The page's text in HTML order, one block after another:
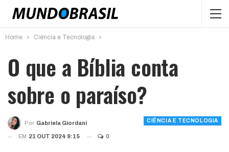
Home Ciência e Tecnologia
O que a Bíblia conta
sobre o paraíso?
CIÊNCIA E TECNOLOGIA
Por Gabriela Giordani
EM 21 OUT 2024 9:15 0